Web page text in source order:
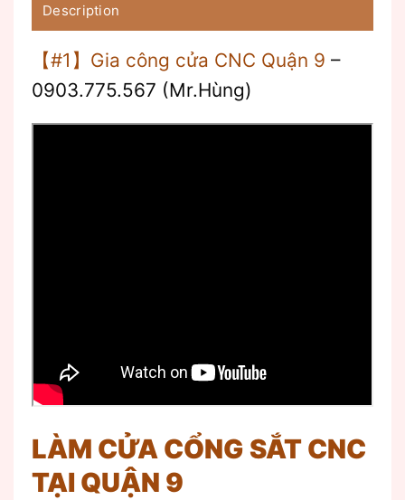
Description
【#1】Gia công cửa CNC Quận 9 –
0903.775.567 (Mr.Hùng)
LÀM CỬA CỔNG SẮT CNC
TẠI QUẬN 9